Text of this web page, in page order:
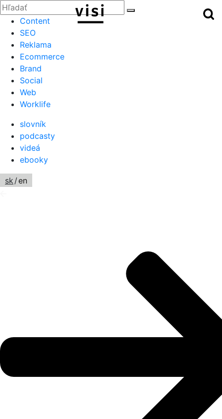
Zatvoriť
Hľadať:
Menu
Content
SEO
Reklama
Ecommerce
Brand
Social
Web
Worklife
slovník
podcasty
videá
ebooky
sk/en